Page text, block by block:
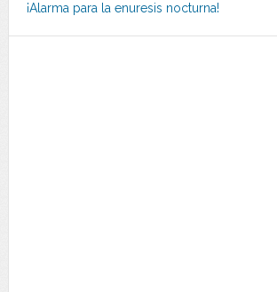
¡Alarma para la enuresis nocturna!